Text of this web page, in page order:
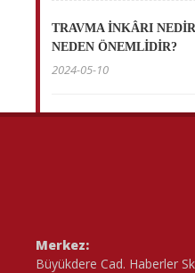
TRAVMA İNKÂRI
NEDEN ÖNEMLİDİR?
2024-05-10
Merkez:
Büyükdere Cad. Haberler